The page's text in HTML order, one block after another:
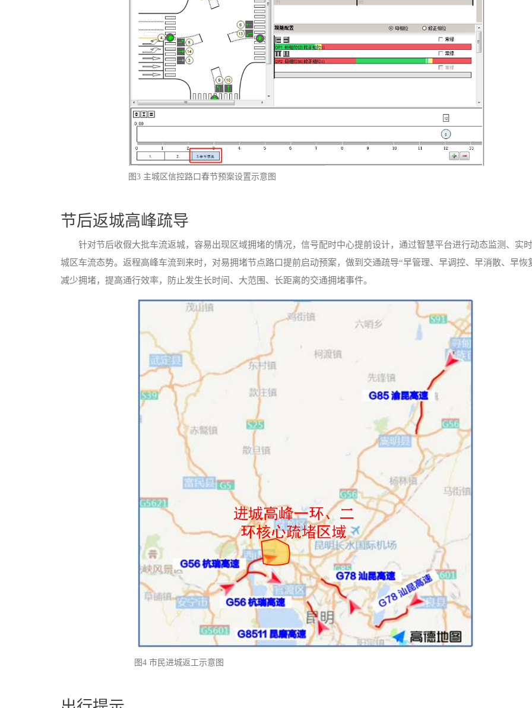
图3 主城区信控路口春节预案设置示意图
节后返城高峰疏导
针对节后收假大批车流返城，容易出现区域拥堵的情况，信号配时中心提前设计，通过智慧平台进行动态监测、实
城区车流态势。返程高峰车流到来时，对易拥堵节点路口提前启动预案，做到交通疏导“早管理、早调控、早消散、早恢
减少拥堵，提高通行效率，防止发生长时间、大范围、长距离的交通拥堵事件。
图4 市民进城返工示意图